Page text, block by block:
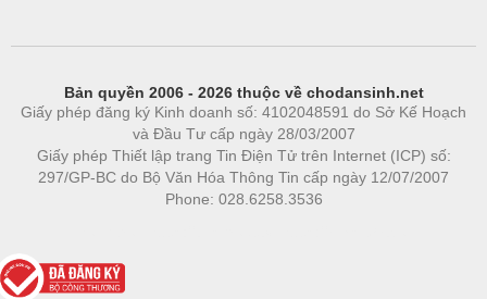
Bản quyền 2006 - 2026 thuộc về chodansinh.net
Giấy phép đăng ký Kinh doanh số: 4102048591 do Sở Kế Hoạch
và Đầu Tư cấp ngày 28/03/2007
Giấy phép Thiết lập trang Tin Điện Tử trên Internet (ICP) số:
297/GP-BC do Bộ Văn Hóa Thông Tin cấp ngày 12/07/2007
Phone: 028.6258.3536